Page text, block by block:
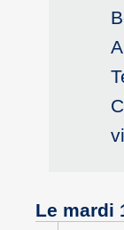
Le mardi